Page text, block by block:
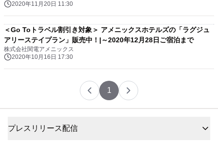
2020年11月20日 11:30
＜Go Toトラベル割引き対象＞ アメニックスホテルズの「ラグジュ
アリーステイプラン」販売中！|～2020年12月28日ご宿泊まで
株式会社関電アメニックス
2020年10月16日 17:30
1
プレスリリース配信